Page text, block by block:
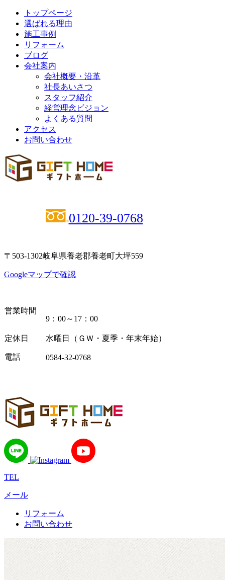
トップページ
選ばれる理由
施工事例
リフォーム
ブログ
会社案内
会社概要・沿革
社長あいさつ
スタッフ紹介
経営理念ビジョン
よくある質問
アクセス
お問い合わせ
0120-39-0768
〒503-1302岐阜県養老郡養老町大坪559
Googleマップで確認
営業時間
9：00～17：00
定休日 水曜日（ＧＷ・夏季・年末年始）
電話 0584-32-0768
TEL
メール
リフォーム
お問い合わせ